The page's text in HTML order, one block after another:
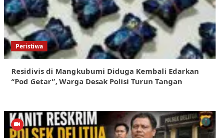
Peristiwa
Residivis di Mangkubumi Diduga Kembali Edarkan
“Pod Getar”, Warga Desak Polisi Turun Tangan